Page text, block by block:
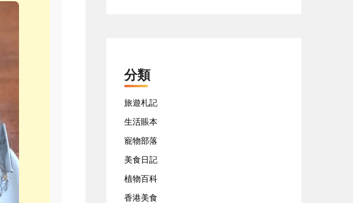
分類
旅遊札記
生活賬本
寵物部落
美食日記
植物百科
香港美食